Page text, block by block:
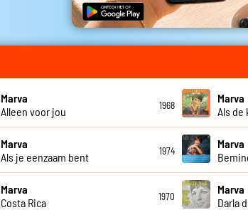
Marva
Alleen voor jou
1968
Marva
Als de
Marva
Als je eenzaam bent
1974
Marva
Marva
Costa Rica
1970
Marva
Darla